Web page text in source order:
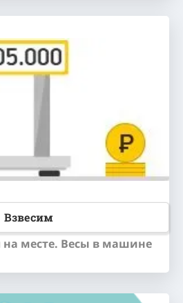
Взвесим
на месте. Весы в машине